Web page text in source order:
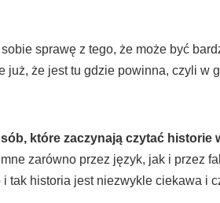
sprawę z tego, że może być
już, że jest tu gdzie powinna, czyli w
które zaczynają czytać historie
zarówno przez język, jak i przez
tak historia jest niezwykle ciekawa i